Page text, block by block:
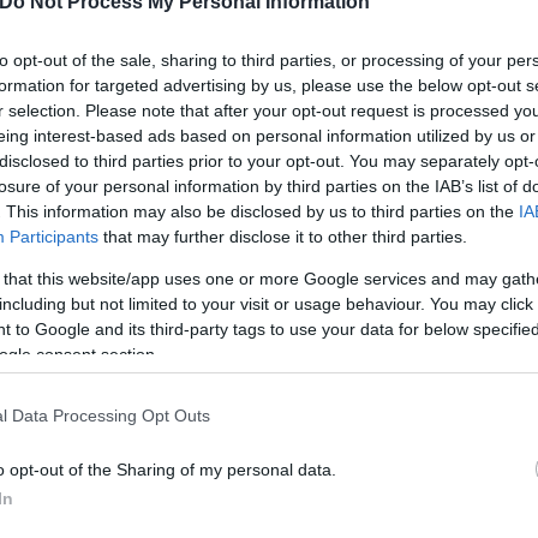
opt-out of the sale, sharing to third parties, or processing of your
for targeted advertising by us, please use the below opt-out
selection. Please note that after your opt-out request is processed
interest-based ads based on personal information utilized by us
to third parties prior to your opt-out. You may separately
of your personal information by third parties on the IAB’s list of
This information may also be disclosed by us to third parties on the
Participants that may further disclose it to other third parties.
that this website/app uses one or more Google services and may
but not limited to your visit or usage behaviour. You may
to Google and its third-party tags to use your data for below
consent section.
Data Processing Opt Outs
opt-out of the Sharing of my personal data.
συναντήσεις του με την ομόλογο του. Ως
να συναντηθούμε στις αρχές του επόμενου
προβλήματα στο Αιγαίο. Ο κ. Πρόεδρος δήλωσε
είπε ο Ταγίπ Ερντογάν.
του στη Γενική Συνέλευση του ΟΗΕ
διαφορά που υπάρχει με την Τουρκία - η
πως δεν είναι αποδεκτή καμία σκέψη για «λύση